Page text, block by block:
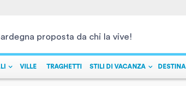
proposta da chi la vive!
VILLE TRAGHETTI STILI DI VACANZA